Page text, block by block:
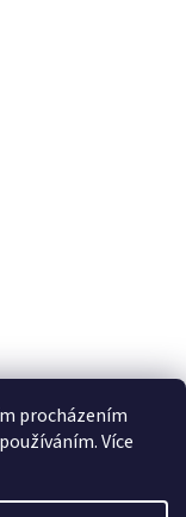
procházením
Více